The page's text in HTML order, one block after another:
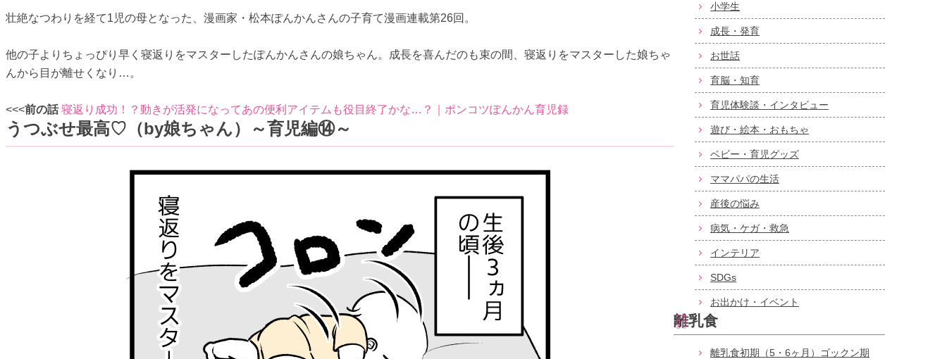
壮絶なつわりを経て1児の母となった、漫画家・松本ぽんかんさんの子育て漫画連載第26回。
他の子よりちょっぴり早く寝返りをマスターしたぽんかんさんの娘ちゃん。成長を喜んだのも束の間、寝返りをマスターした娘ちゃ
んから目が離せくなり…。
<<<前の話 寝返り成功！？動きが活発になってあの便利アイテムも役目終了かな…？｜ポンコツぽんかん育児録
うつぶせ最高♡（by娘ちゃん）～育児編⑭～
小学生
成長・発育
お世話
育脳・知育
育児体験談・インタビュー
遊び・絵本・おもちゃ
ベビー・育児グッズ
ママパパの生活
産後の悩み
病気・ケガ・救急
インテリア
SDGs
お出かけ・イベント
離乳食
離乳食初期（5・6ヶ月）ゴックン期